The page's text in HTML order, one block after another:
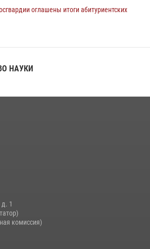
оглашены итоги абитуриентских
9 НАУКИ
1
комиссия)